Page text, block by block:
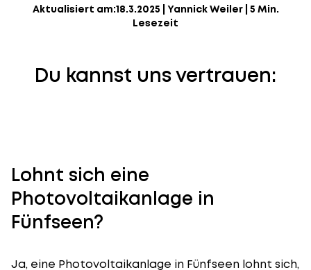
Aktualisiert am:18.3.2025 Yannick Weiler| 5 Min.
Lesezeit
Du kannst uns vertrauen:
Lohnt sich eine
Photovoltaikanlage in
Fünfseen?
Ja, eine Photovoltaikanlage in Fünfseen lohnt sich,